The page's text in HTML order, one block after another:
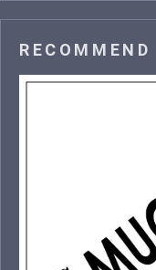
RECOMMEND